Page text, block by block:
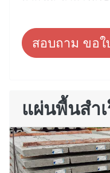
สอบถาม ขอใ
แผ่นพื้นสำ